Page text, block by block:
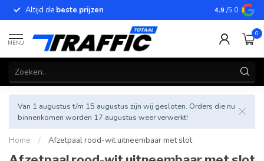
Altijd de beste prijzen Betrouwbare
4.9 /5.0
MENU
0
Van 1 augustus t/m 15 augustus zijn wij gesloten. Orders die nu
binnenkomen worden 17 augustus weer verwerkt!
Home / Afzetpaal rood-wit uitneembaar met slot